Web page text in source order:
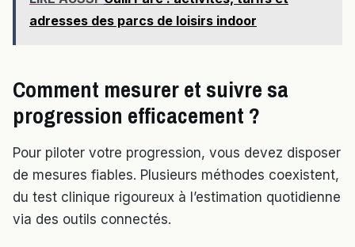
adresses des parcs de loisirs indoor
Comment mesurer et suivre sa
progression efficacement ?
Pour piloter votre progression, vous devez disposer
de mesures fiables. Plusieurs méthodes coexistent,
du test clinique rigoureux à l’estimation quotidienne
via des outils connectés.